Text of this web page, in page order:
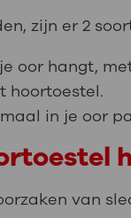
zijn er 2
oor hangt,
hoortoestel.
in je oor
van